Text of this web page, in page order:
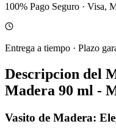
100% Pago Seguro · Visa,
Entrega a tiempo · Plazo
Descripcion del
Madera 90 ml -
Vasito de Madera: